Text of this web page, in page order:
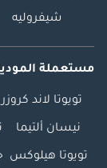
شيفروليه
مستعملة
تويوتا لاند كروزر
نيسان ألتيما
تويوتا هيلوكس